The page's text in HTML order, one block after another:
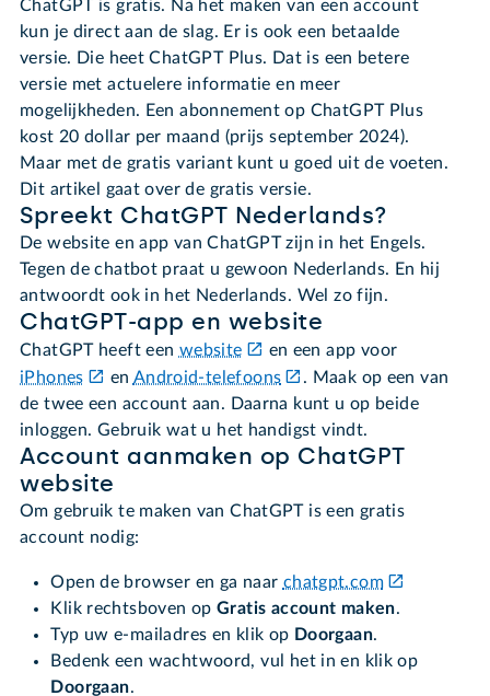
ChatGPT is gratis. Na het maken van een account
kun je direct aan de slag. Er is ook een betaalde
versie. Die heet ChatGPT Plus. Dat is een betere
versie met actuelere informatie en meer
mogelijkheden. Een abonnement op ChatGPT Plus
kost 20 dollar per maand (prijs september 2024).
Maar met de gratis variant kunt u goed uit de voeten.
Dit artikel gaat over de gratis versie.
Spreekt ChatGPT Nederlands?
De website en app van ChatGPT zijn in het Engels.
Tegen de chatbot praat u gewoon Nederlands. En hij
antwoordt ook in het Nederlands. Wel zo fijn.
ChatGPT-app en website
ChatGPT heeft een website
en een app voor
iPhones
en Android-telefoons
. Maak op een van
de twee een account aan. Daarna kunt u op beide
inloggen. Gebruik wat u het handigst vindt.
Account aanmaken op ChatGPT
website
Om gebruik te maken van ChatGPT is een gratis
account nodig:
Open de browser en ga naar chatgpt.com
Klik rechtsboven opGratis account maken.
Typ uw e-mailadres en klik op Doorgaan.
Bedenk een wachtwoord, vul het in en klik op
Doorgaan.